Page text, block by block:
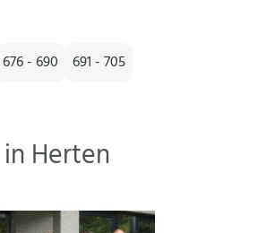
676 - 690
691 - 705
Herten